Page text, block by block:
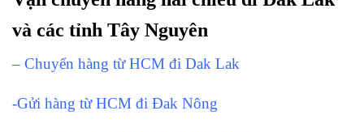
và các tỉnh Tây Nguyên
– Chuyển hàng từ HCM đi Dak Lak
-Gửi hàng từ HCM đi Đak Nông